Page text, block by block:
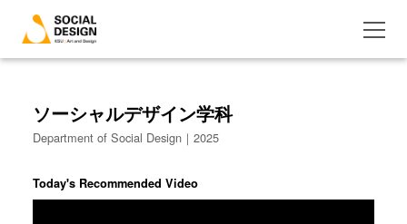
ソーシャルデザイン学科
Department of Social Design｜2025
Today's Recommended Video